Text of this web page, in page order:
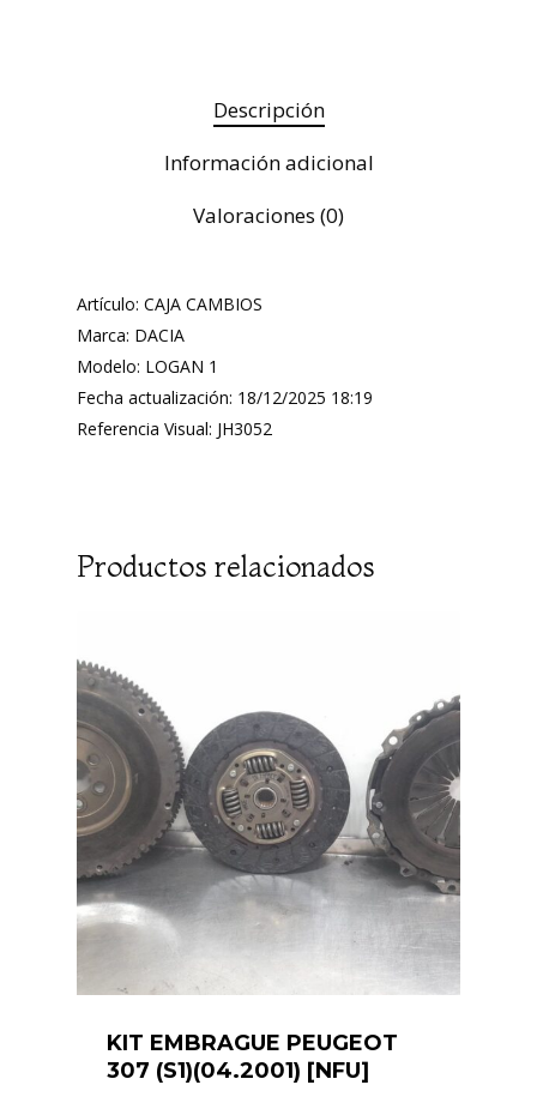
Descripción
Información adicional
Valoraciones (0)
Artículo: CAJA CAMBIOS
Marca: DACIA
Modelo: LOGAN 1
Fecha actualización: 18/12/2025 18:19
Referencia Visual: JH3052
Productos relacionados
KIT EMBRAGUE PEUGEOT
307 (S1)(04.2001) [NFU]